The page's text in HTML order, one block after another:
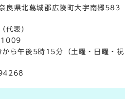
県北葛城郡広陵町大字南郷583
（代表）
1009
ら午後5時15分（土曜・日曜・祝